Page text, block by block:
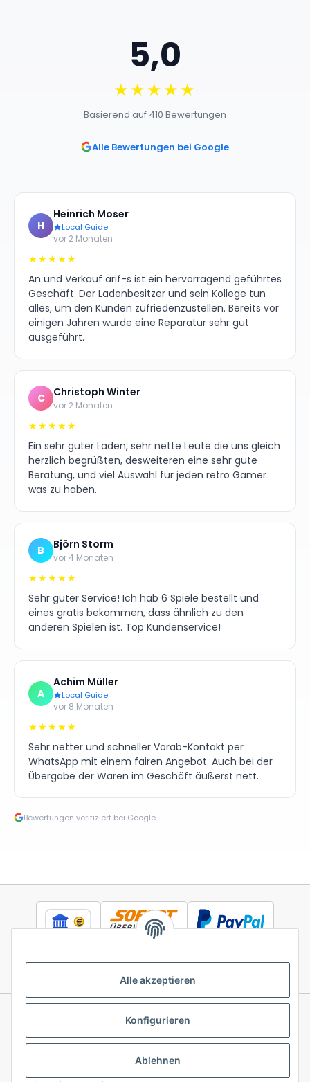
Alle akzeptieren
Konfigurieren
Ablehnen
5,0
★★★★★
Basierend auf 410 Bewertungen
Alle Bewertungen bei Google
H
Heinrich Moser
Local Guide
vor 2 Monaten
★★★★★
An und Verkauf arif-s ist ein hervorragend geführtes
Geschäft. Der Ladenbesitzer und sein Kollege tun
alles, um den Kunden zufriedenzustellen. Bereits vor
einigen Jahren wurde eine Reparatur sehr gut
ausgeführt.
C Christoph Winter
vor 2 Monaten
★★★★★
Ein sehr guter Laden, sehr nette Leute die uns gleich
herzlich begrüßten, desweiteren eine sehr gute
Beratung, und viel Auswahl für jeden retro Gamer
was zu haben.
B Björn Storm
vor 4 Monaten
★★★★★
Sehr guter Service! Ich hab 6 Spiele bestellt und
eines gratis bekommen, dass ähnlich zu den
anderen Spielen ist. Top Kundenservice!
A
Achim Müller
Local Guide
vor 8 Monaten
★★★★★
Sehr netter und schneller Vorab-Kontakt per
WhatsApp mit einem fairen Angebot. Auch bei der
Übergabe der Waren im Geschäft äußerst nett.
Bewertungen verifiziert bei Google
Informationen